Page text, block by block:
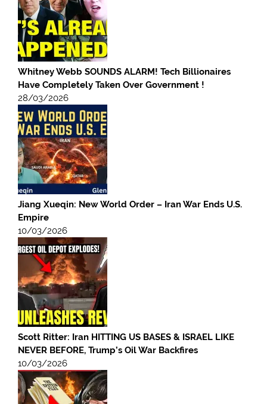
Whitney Webb SOUNDS ALARM! Tech Billionaires
Have Completely Taken Over Government !
28/03/2026
Jiang Xueqin: New World Order – Iran War Ends U.S.
Empire
10/03/2026
Scott Ritter: Iran HITTING US BASES & ISRAEL LIKE
NEVER BEFORE, Trump’s Oil War Backfires
10/03/2026